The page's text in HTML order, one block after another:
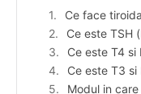
Ce face
Ce este TSH
Ce este T4 si
Ce este T3 si
Modul in